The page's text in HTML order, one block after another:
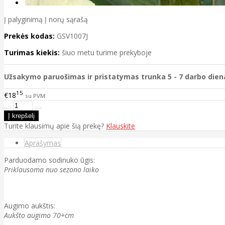
Į palyginimą Į norų sąrašą
Prekės kodas: GSV1007J
Turimas kiekis: šiuo metu turime prekyboje
Užsakymo paruošimas ir pristatymas trunka 5 - 7 darbo
€1815 su PVM
Turite klausimų apie šią prekę? Klauskite
Aprašymas
Parduodamo sodinuko ūgis:
Priklausoma nuo sezono laiko
Augimo aukštis:
Aukšto augimo 70+cm